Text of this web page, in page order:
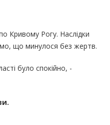
Кривому Рогу. Наслідки
що минулося без жертв.
було спокійно, -